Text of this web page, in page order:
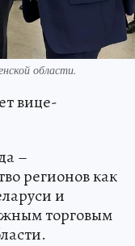
области.
вице-
–
регионов как
и
торговым